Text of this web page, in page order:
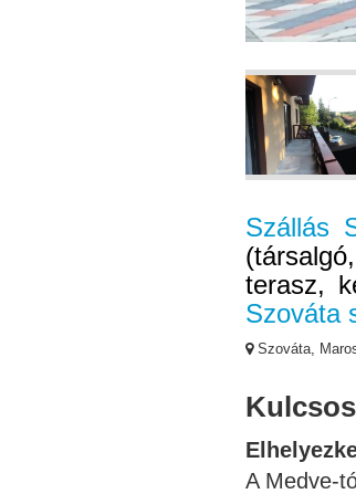
Szállás
terasz,
Szováta
Szováta,
A Medve-